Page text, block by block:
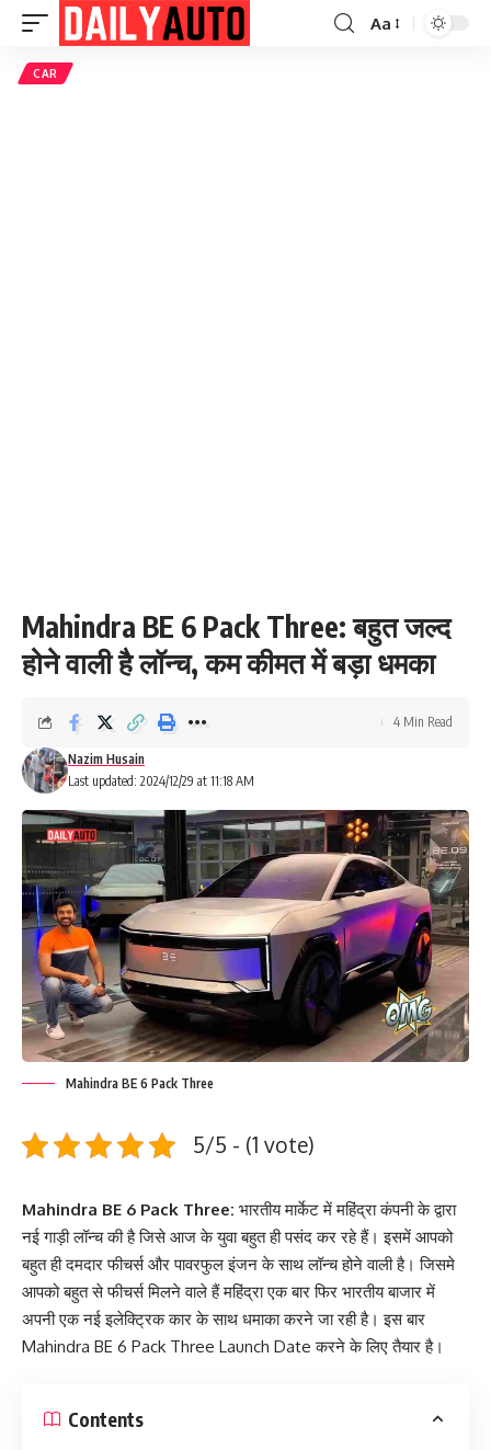
Font
Aa
CAR
Mahindra BE 6 Pack Three: बहुत जल्द
होने वाली है लॉन्च, कम कीमत में बड़ा धमका
Last updated: 2024/12/29 at 11:18 AM
Nazim Husain
4 Min Read
Mahindra BE 6 Pack Three
5/5 - (1 vote)
Mahindra BE 6 Pack Three: भारतीय मार्केट में महिंद्रा कंपनी के द्वारा
नई गाड़ी लॉन्च की है जिसे आज के युवा बहुत ही पसंद कर रहे हैं। इसमें आपको
बहुत ही दमदार फीचर्स और पावरफुल इंजन के साथ लॉन्च होने वाली है। जिसमे
आपको बहुत से फीचर्स मिलने वाले हैं महिंद्रा एक बार फिर भारतीय बाजार में
अपनी एक नई इलेक्ट्रिक कार के साथ धमाका करने जा रही है। इस बार
Mahindra BE 6 Pack Three Launch Date करने के लिए तैयार है।
Contents